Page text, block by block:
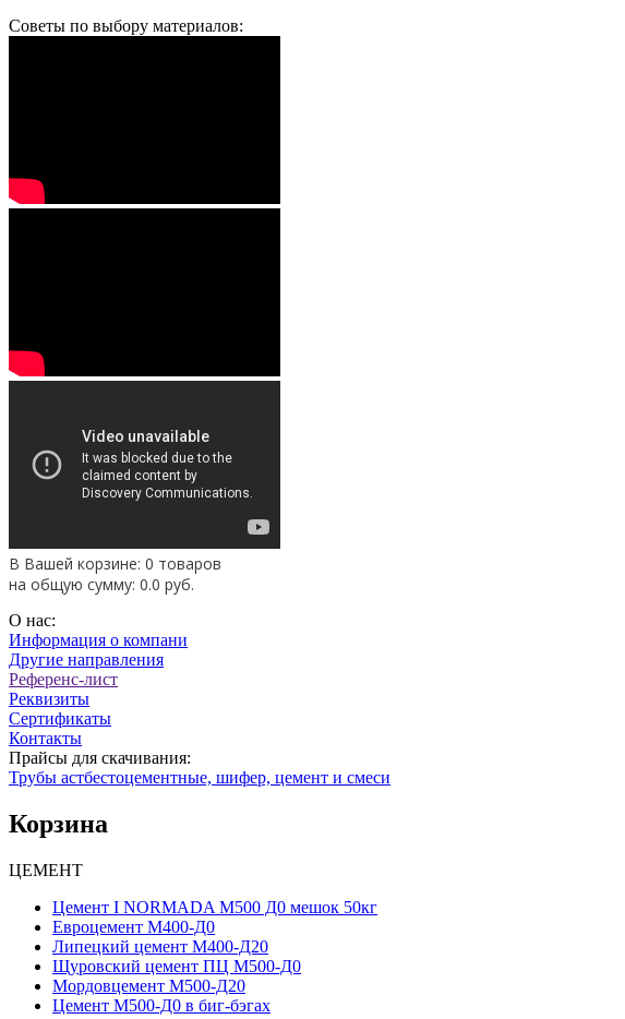
Советы по выбору материалов:
В Вашей корзине: 0 товаров
на общую сумму: 0.0 руб.
О нас:
Информация о компани
Другие направления
Референс-лист
Реквизиты
Сертификаты
Контакты
Прайсы для скачивания:
Трубы астбестоцементные, шифер, цемент и смеси
Корзина
ЦЕМЕНТ
Цемент I NORMADA М500 Д0 мешок 50кг
Евроцемент М400-Д0
Липецкий цемент М400-Д20
Щуровский цемент ПЦ М500-Д0
Мордовцемент М500-Д20
Цемент М500-Д0 в биг-бэгах